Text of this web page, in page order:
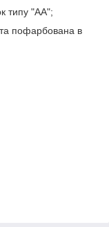
типу "АА";
та пофарбована в